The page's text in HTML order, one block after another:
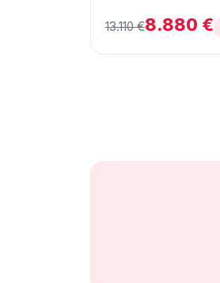
13.110 €8.880 €